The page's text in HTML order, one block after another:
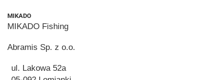
MIKADO
MIKADO Fishing
Abramis Sp. z o.o.
ul. Lakowa 52a